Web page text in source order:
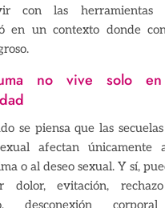
con las herramientas
en un contexto donde
no vive solo
se piensa que las
afectan únicamente
o al deseo sexual. Y sí,
dolor, evitación,